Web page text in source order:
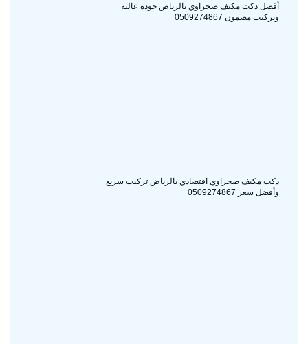
أفضل دكت مكيف صحراوي بالرياض جودة عالية
وتركيب مضمون 0509274867
دكت مكيف صحراوي اقتصادي بالرياض تركيب سريع
وأفضل سعر 0509274867